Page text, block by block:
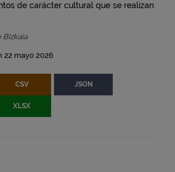
de carácter cultural que se realizan
Bizkaia
22 mayo 2026
CSV JSON
XLSX